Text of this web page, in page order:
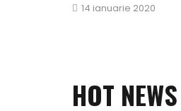
Publicat
14 ianuarie 2020
HOT NEWS